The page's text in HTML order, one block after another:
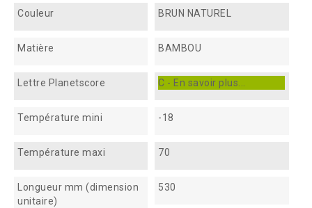
Couleur BRUN NATUREL
Matière BAMBOU
Lettre Planetscore C - En savoir plus...
Température mini -18
Température maxi 70
Longueur mm (dimension
unitaire)
530